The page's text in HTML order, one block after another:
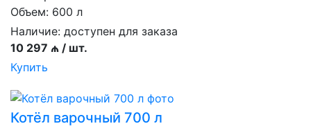
Объем: 600 л
Наличие: доступен для заказа
10 297 ₼ / шт.
Купить
Котёл варочный 700 л